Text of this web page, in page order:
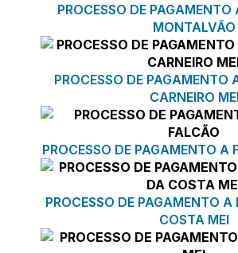
PROCESSO DE PAGAMENTO
MONTALVÃO
PROCESSO DE PAGAMENTO
CARNEIRO MEI
PROCESSO DE PAGAMENTO A
PROCESSO DE PAGAMENTO
COSTA MEI